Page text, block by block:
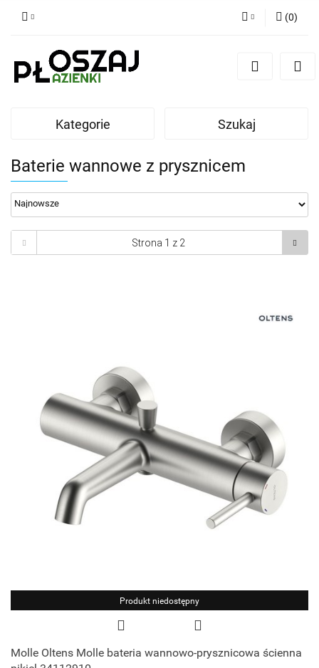
Zgody cookies
(0)
Kategorie Szukaj
Baterie wannowe z prysznicem
Produkt niedostępny
Molle Oltens Molle bateria wannowo-prysznicowa ścienna